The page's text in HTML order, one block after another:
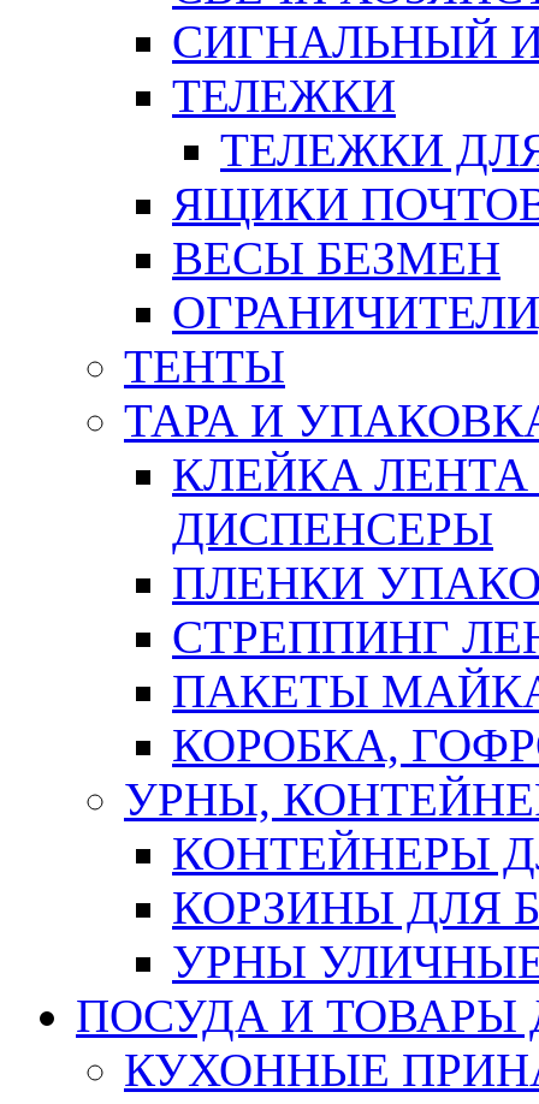
СИГНАЛЬНЫЙ
ТЕЛЕЖКИ
ТЕЛЕЖКИ
ЯЩИКИ
ВЕСЫ БЕЗМЕН
ТЕНТЫ
ТАРА И
КЛЕЙКА
ДИСПЕНСЕРЫ
ПЛЕНКИ
СТРЕППИНГ
ПАКЕТЫ
КОРОБКА,
УРНЫ,
КОНТЕЙНЕРЫ
КОРЗИНЫ ДЛЯ
УРНЫ
ПОСУДА И ТОВАРЫ
КУХОННЫЕ